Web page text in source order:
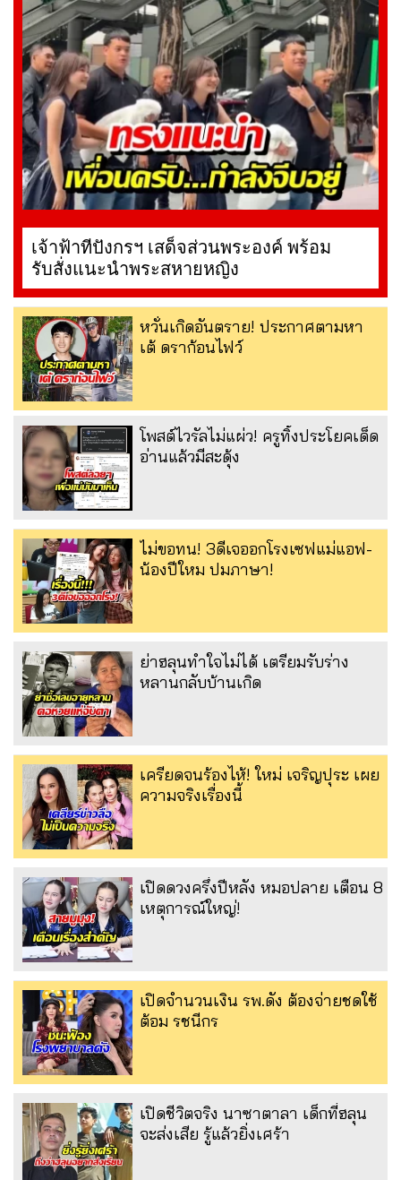
เจ้าฟ้าทีปังกรฯ เสด็จส่วนพระองค์ พร้อม
รับสั่งแนะนำพระสหายหญิง
หวั่นเกิดอันตราย! ประกาศตามหา
เต้ ดราก้อนไฟว์
โพสต์ไวรัลไม่แผ่ว! ครูทิ้งประโยคเด็ด
อ่านแล้วมีสะดุ้ง
ไม่ขอทน! 3ดีเจออกโรงเซฟแม่แอฟ-
น้องปีใหม ปมภาษา!
ย่าฮลุนทำใจไม่ได้ เตรียมรับร่าง
หลานกลับบ้านเกิด
เครียดจนร้องไห้! ใหม่ เจริญปุระ เผย
ความจริงเรื่องนี้
เปิดดวงครึ่งปีหลัง หมอปลาย เตือน 8
เหตุการณ์ใหญ่!
เปิดจำนวนเงิน รพ.ดัง ต้องจ่ายชดใช้
ต้อม รชนีกร
เปิดชีวิตจริง นาซาตาลา เด็กที่ฮลุน
จะส่งเสีย รู้แล้วยิ่งเศร้า